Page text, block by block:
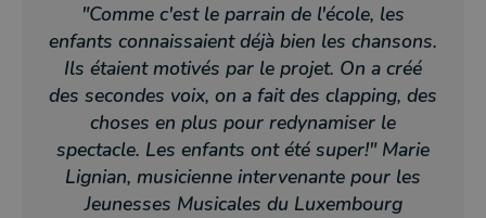
"Comme c'est le parrain de l'école, les
enfants connaissaient déjà bien les chansons.
Ils étaient motivés par le projet. On a créé
des secondes voix, on a fait des clapping, des
choses en plus pour redynamiser le
spectacle. Les enfants ont été super!" Marie
Lignian, musicienne intervenante pour les
Jeunesses Musicales du Luxembourg